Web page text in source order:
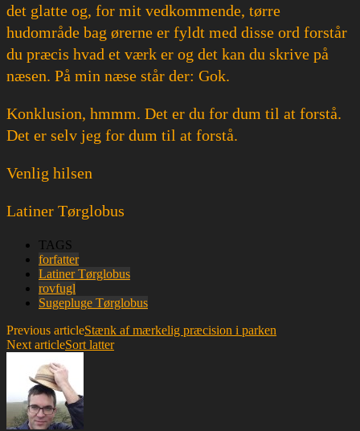
det glatte og, for mit vedkommende, tørre
hudområde bag ørerne er fyldt med disse ord forstår
du præcis hvad et værk er og det kan du skrive på
næsen. På min næse står der: Gok.
Konklusion, hmmm. Det er du for dum til at forstå.
Det er selv jeg for dum til at forstå.
Venlig hilsen
Latiner Tørglobus
TAGS
forfatter
Latiner Tørglobus
rovfugl
Sugepluge Tørglobus
Previous articleStænk af mærkelig præcision i parken
Next articleSort latter